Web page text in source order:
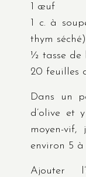
1 œuf
1 c. à
thym séché)
½ tasse de
20 feuilles
Dans un
d’olive et
moyen-vif,
environ 5 à
Ajouter